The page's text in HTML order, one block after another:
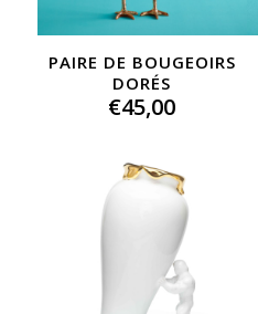
PAIRE DE BOUGEOIRS
DORÉS
€45,00